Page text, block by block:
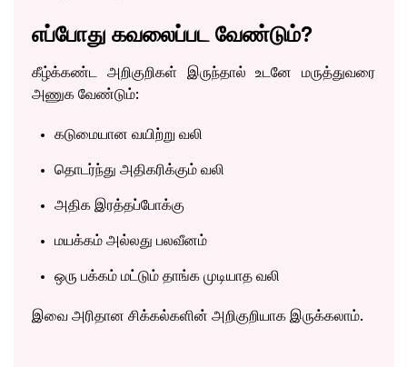
எப்போது கவலைப்பட வேண்டும்?
கீழ்க்கண்ட அறிகுறிகள் இருந்தால் உடனே மருத்துவரை
அணுக வேண்டும்:
கடுமையான வயிற்று வலி
தொடர்ந்து அதிகரிக்கும் வலி
அதிக இரத்தப்போக்கு
மயக்கம் அல்லது பலவீனம்
ஒரு பக்கம் மட்டும் தாங்க முடியாத வலி
இவை அரிதான சிக்கல்களின் அறிகுறியாக இருக்கலாம்.